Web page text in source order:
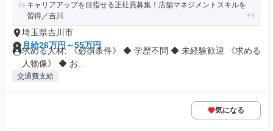
キャリアアップを目指せる正社員募集！店舗マネジメントスキルを
習得／吉川
埼玉県吉川市
月給26万円～55万円
求める人材: 《必須条件》 ◆ 学歴不問 ◆ 未経験歓迎 《求める
人物像》 ◆ お...
交通費支給
気になる